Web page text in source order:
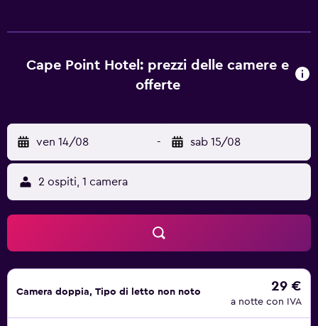
tutti i giorni. Sono presenti una piscina all'aperto e una
piscina per bambini. Le attività ricreative elencate di
Cape Point Hotel: prezzi delle camere e
offerte
ven 14/08 - sab 15/08
2 ospiti, 1 camera
Camera doppia, Tipo di letto non noto 29 €
a notte con IVA